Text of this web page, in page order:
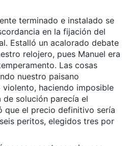
terminado e instalado se
en la fijación del
Estalló un acalorado debate
relojero, pues Manuel era
Las cosas
nuestro paisano
haciendo imposible
de solución parecía el
que el precio definitivo sería
peritos, elegidos tres por